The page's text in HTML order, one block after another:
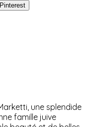
Pinterest
une splendide
famille juive